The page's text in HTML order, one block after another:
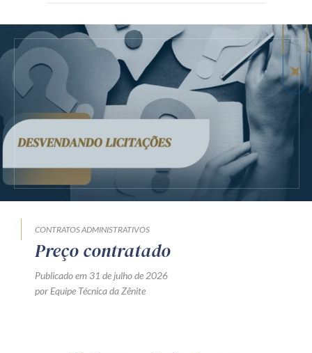
CONTRATOS ADMINISTRATIVOS
Preço contratado
Publicado em 31 de julho de 2026
por Equipe Técnica da Zênite